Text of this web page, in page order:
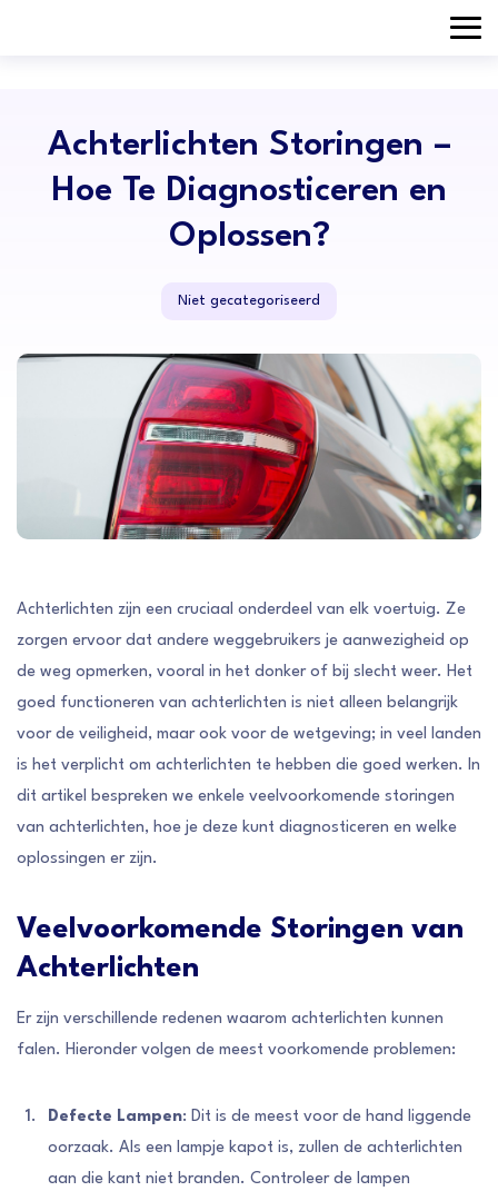
Achterlichten Storingen –
Hoe Te Diagnosticeren en
Oplossen?
Niet gecategoriseerd
Achterlichten zijn een cruciaal onderdeel van elk voertuig. Ze
zorgen ervoor dat andere weggebruikers je aanwezigheid op
de weg opmerken, vooral in het donker of bij slecht weer. Het
goed functioneren van achterlichten is niet alleen belangrijk
voor de veiligheid, maar ook voor de wetgeving; in veel landen
is het verplicht om achterlichten te hebben die goed werken. In
dit artikel bespreken we enkele veelvoorkomende storingen
van achterlichten, hoe je deze kunt diagnosticeren en welke
oplossingen er zijn.
Veelvoorkomende Storingen van
Achterlichten
Er zijn verschillende redenen waarom achterlichten kunnen
falen. Hieronder volgen de meest voorkomende problemen:
Defecte Lampen: Dit is de meest voor de hand liggende
oorzaak. Als een lampje kapot is, zullen de achterlichten
aan die kant niet branden. Controleer de lampen